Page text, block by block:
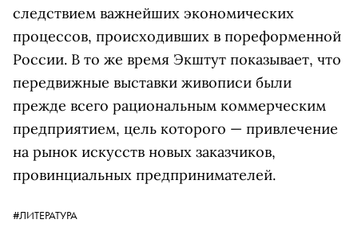
следствием важнейших экономических
процессов, происходивших в пореформенной
России. В то же время Экштут показывает, что
передвижные выставки живописи были
прежде всего рациональным коммерческим
предприятием, цель которого — привлечение
на рынок искусств новых заказчиков,
провинциальных предпринимателей.
#ЛИТЕРАТУРА